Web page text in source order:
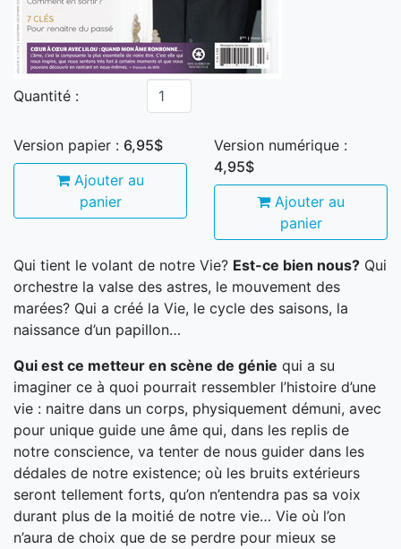
Quantité :
Version papier : 6,95$
Ajouter au
panier
Version numérique :
4,95$
Ajouter au
panier
Qui tient le volant de notre Vie? Est-ce bien nous? Qui
orchestre la valse des astres, le mouvement des
marées? Qui a créé la Vie, le cycle des saisons, la
naissance d’un papillon…
Qui est ce metteur en scène de génie qui a su
imaginer ce à quoi pourrait ressembler l’histoire d’une
vie : naitre dans un corps, physiquement démuni, avec
pour unique guide une âme qui, dans les replis de
notre conscience, va tenter de nous guider dans les
dédales de notre existence; où les bruits extérieurs
seront tellement forts, qu’on n’entendra pas sa voix
durant plus de la moitié de notre vie… Vie où l’on
n’aura de choix que de se perdre pour mieux se